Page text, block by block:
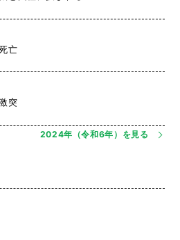
亡
突
2024年（令和6年）を見る